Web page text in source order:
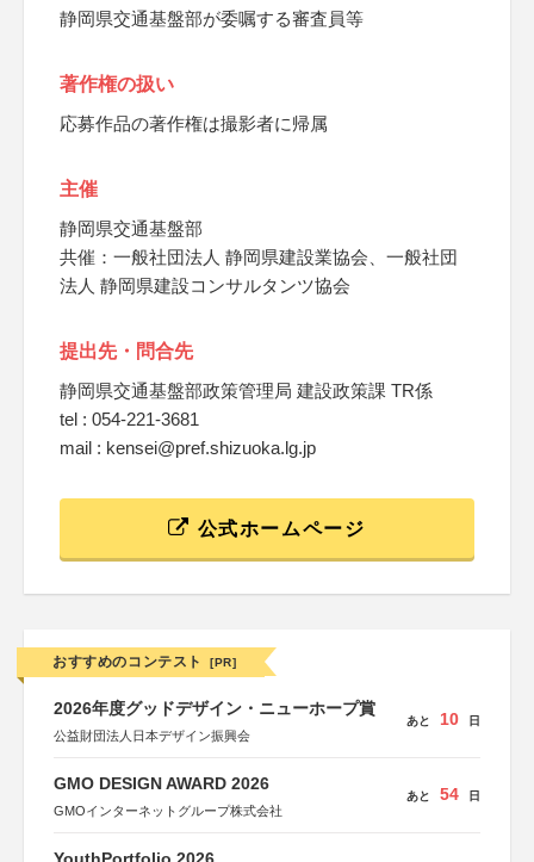
静岡県交通基盤部が委嘱する審査員等
著作権の扱い
応募作品の著作権は撮影者に帰属
主催
静岡県交通基盤部
共催：一般社団法人 静岡県建設業協会、一般社団
法人 静岡県建設コンサルタンツ協会
提出先・問合先
静岡県交通基盤部政策管理局 建設政策課 TR係
tel : 054-221-3681
mail : kensei@pref.shizuoka.lg.jp
公式ホームページ
おすすめのコンテスト [PR]
2026年度グッドデザイン・ニューホープ賞
公益財団法人日本デザイン振興会
あと 10 日
GMO DESIGN AWARD 2026
GMOインターネットグループ株式会社
あと 54 日